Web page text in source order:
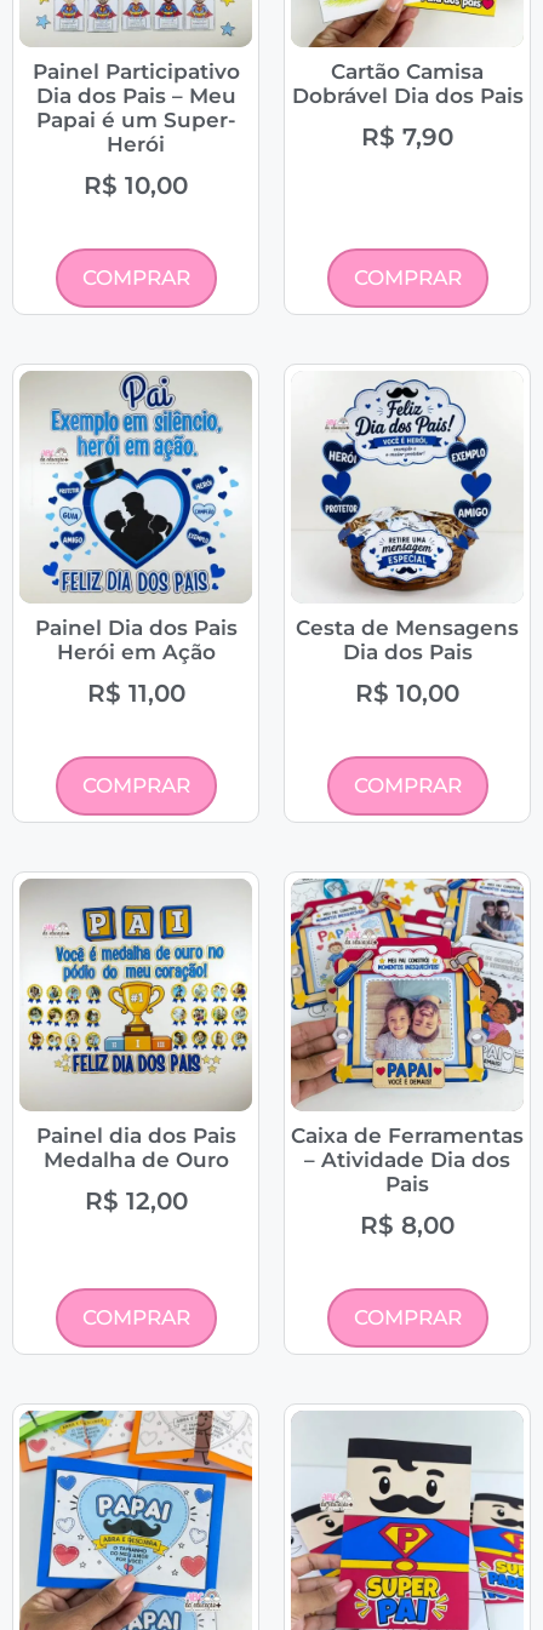
Painel Participativo
Dia dos Pais – Meu
Papai é um Super-
Herói
R$ 10,00
COMPRAR
Cartão Camisa
Dobrável Dia dos Pais
R$ 7,90
COMPRAR
Painel Dia dos Pais
Herói em Ação
R$ 11,00
COMPRAR
Cesta de Mensagens
Dia dos Pais
R$ 10,00
COMPRAR
Painel dia dos Pais
Medalha de Ouro
R$ 12,00
COMPRAR
Caixa de Ferramentas
– Atividade Dia dos
Pais
R$ 8,00
COMPRAR